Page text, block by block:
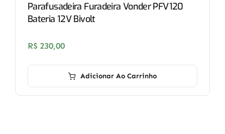
Parafusadeira Furadeira Vonder PFV120
Bateria 12V Bivolt
R$ 230,00
Adicionar Ao Carrinho